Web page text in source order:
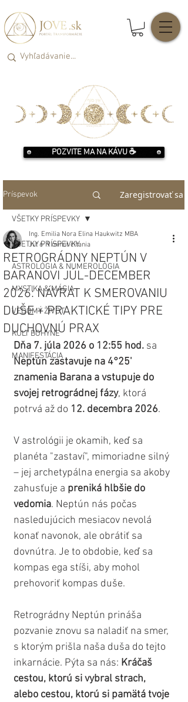
POZVITE MA NA KÁVU ☕️
Príspevok Zaregistrovať sa
VŠETKY PRÍSPEVKY
ASTROLÓGIA & NUMEROLÓGIA
MYSTIKA & MÁGIA
VEDOMÝ ŽIVOT
KULT BOHYNE
MANIFESTÁCIA
VŠETKY PRÍSPEVKY
RETROGRÁDNY NEPTÚN V
BARANOVI JÚL-DECEMBER
2026: NÁVRAT K SMEROVANIU
DUŠE + PRAKTICKÉ TIPY PRE
DUCHOVNÚ PRAX
Ing. Emilia Nora Elina Haukwitz MBA
Jul 6 9 minút čítania
Dňa 7. júla 2026 o 12:55 hod. sa
Neptún zastavuje na 4°25'
znamenia Barana a vstupuje do
svojej retrográdnej fázy, ktorá
potrvá až do 12. decembra 2026.
V astrológii je okamih, keď sa
planéta "zastaví", mimoriadne silný
– jej archetypálna energia sa akoby
zahusťuje a preniká hlbšie do
vedomia. Neptún nás počas
nasledujúcich mesiacov nevolá
konať navonok, ale obrátiť sa
dovnútra. Je to obdobie, keď sa
kompas ega stíši, aby mohol
prehovoriť kompas duše.
Retrográdny Neptún prináša
pozvanie znovu sa naladiť na smer,
s ktorým prišla naša duša do tejto
inkarnácie. Pýta sa nás: Kráčaš
cestou, ktorú si vybral strach,
alebo cestou, ktorú si pamätá tvoje